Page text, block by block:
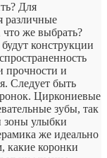
Для
различные
же выбрать?
конструкции
прочности и
Следует быть
Циркониевые
зубы, так
зоны улыбки
же идеально
какие коронки